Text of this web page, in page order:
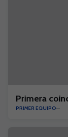
Primera
PRIMER EQUIPO